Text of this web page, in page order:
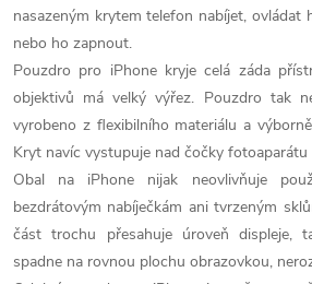
nasazeným krytem telefon nabíjet, ovládat
nebo ho zapnout.
Pouzdro pro iPhone kryje celá záda
objektivů má velký výřez. Pouzdro tak
vyrobeno z flexibilního materiálu a
Kryt navíc vystupuje nad čočky fotoaparátu
Obal na iPhone nijak neovlivňuje
bezdrátovým nabíječkám ani tvrzeným
část trochu přesahuje úroveň displeje,
spadne na rovnou plochu obrazovkou,